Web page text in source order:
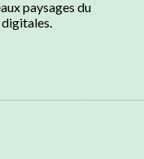
paysages du
digitales.